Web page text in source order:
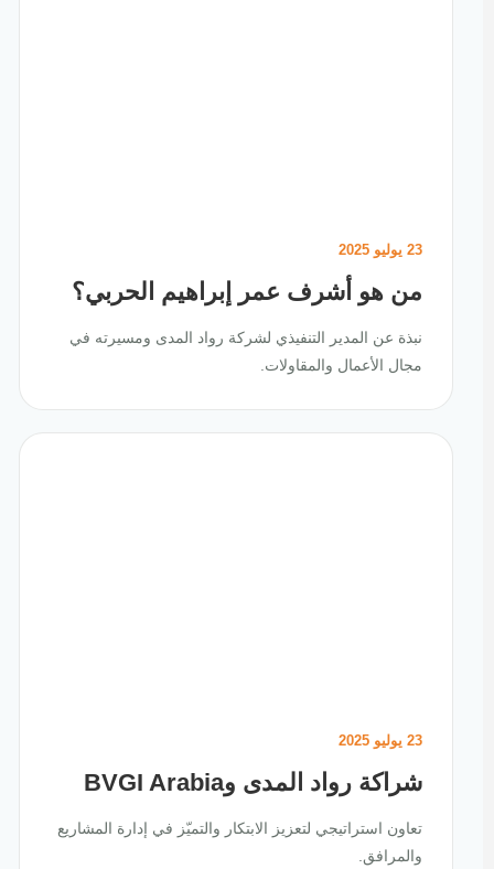
23 يوليو 2025
من هو أشرف عمر إبراهيم الحربي؟
نبذة عن المدير التنفيذي لشركة رواد المدى ومسيرته في
مجال الأعمال والمقاولات.
23 يوليو 2025
شراكة رواد المدى وBVGI Arabia
تعاون استراتيجي لتعزيز الابتكار والتميّز في إدارة المشاريع
والمرافق.